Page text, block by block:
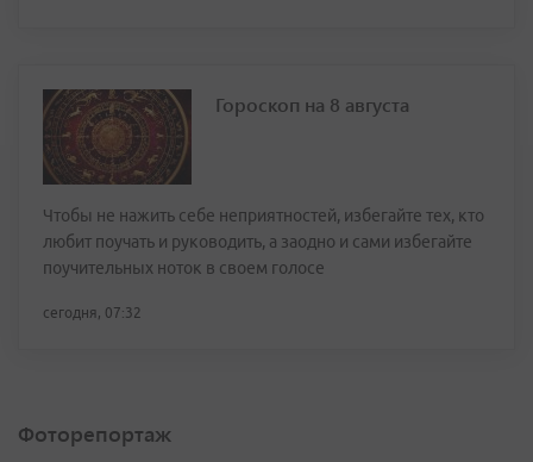
Гороскоп на 8 августа
Чтобы не нажить себе неприятностей, избегайте тех, кто
любит поучать и руководить, а заодно и сами избегайте
поучительных ноток в своем голосе
сегодня, 07:32
Фоторепортаж